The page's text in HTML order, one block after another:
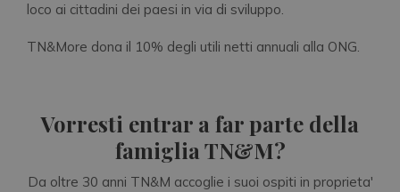
loco ai cittadini dei paesi in via di sviluppo.
TN&More dona il 10% degli utili netti annuali alla ONG.
Vorresti entrar a far parte della
famiglia TN&M?
Da oltre 30 anni TN&M accoglie i suoi ospiti in proprieta'